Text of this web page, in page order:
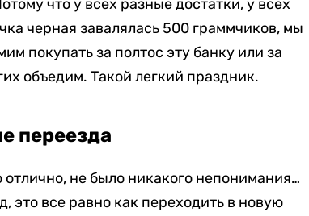
что у всех разные достатки, у всех
черная завалялась 500 граммчиков, мы
покупать за полтос эту банку или за
объедим. Такой легкий праздник.
переезда
не было никакого непонимания…
это все равно как переходить в новую